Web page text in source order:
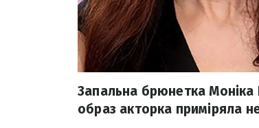
Запальна брюнетка Моніка
образ акторка приміряла